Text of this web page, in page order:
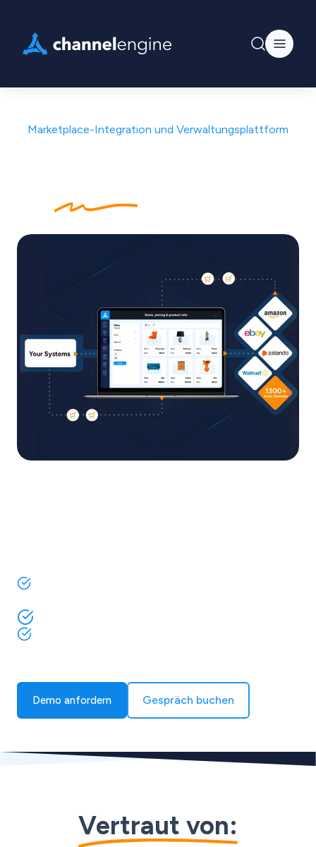
Marketplace-Integration und Verwaltungsplattform
Multichannel-Umsätze skalieren – ohne zusätzliches
Demo anfordern Gespräch buchen
Vertraut von: